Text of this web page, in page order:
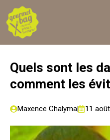
Aller
au
contenu
Quels sont les
comment les
Maxence Chalyma 11